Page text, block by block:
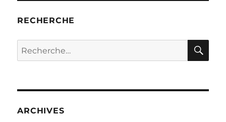
RECHERCHE
Recherche
pour :
ARCHIVES